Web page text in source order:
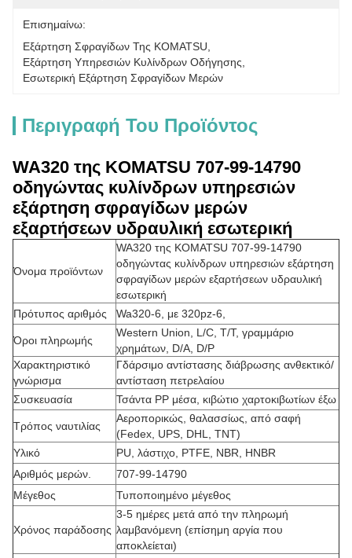
Επισημαίνω:
Εξάρτηση Σφραγίδων Της KOMATSU
Εξάρτηση Υπηρεσιών Κυλίνδρων Οδήγησης
Εσωτερική Εξάρτηση Σφραγίδων Μερών
Περιγραφή Του Προϊόντος
WA320 της KOMATSU 707-99-14790
οδηγώντας κυλίνδρων υπηρεσιών
εξάρτηση σφραγίδων μερών
εξαρτήσεων υδραυλική εσωτερική
Όνομα προϊόντων
WA320 της KOMATSU 707-99-14790
οδηγώντας κυλίνδρων υπηρεσιών εξάρτηση
σφραγίδων μερών εξαρτήσεων υδραυλική
εσωτερική
Πρότυπος αριθμός
Wa320-6, με 320pz-6,
Όροι πληρωμής
Western Union, L/C, T/T, γραμμάριο
χρημάτων, D/A, D/P
Χαρακτηριστικό
γνώρισμα
Γδάρσιμο αντίστασης διάβρωσης ανθεκτικό/
αντίσταση πετρελαίου
Συσκευασία
Τσάντα PP μέσα, κιβώτιο χαρτοκιβωτίων έξω
Τρόπος ναυτιλίας
Αεροπορικώς, θαλασσίως, από σαφή
(Fedex, UPS, DHL, TNT)
Υλικό
PU, λάστιχο, PTFE, NBR, HNBR
Αριθμός μερών.
707-99-14790
Μέγεθος
Τυποποιημένο μέγεθος
Χρόνος παράδοσης
3-5 ημέρες μετά από την πληρωμή
λαμβανόμενη (επίσημη αργία που
αποκλείεται)